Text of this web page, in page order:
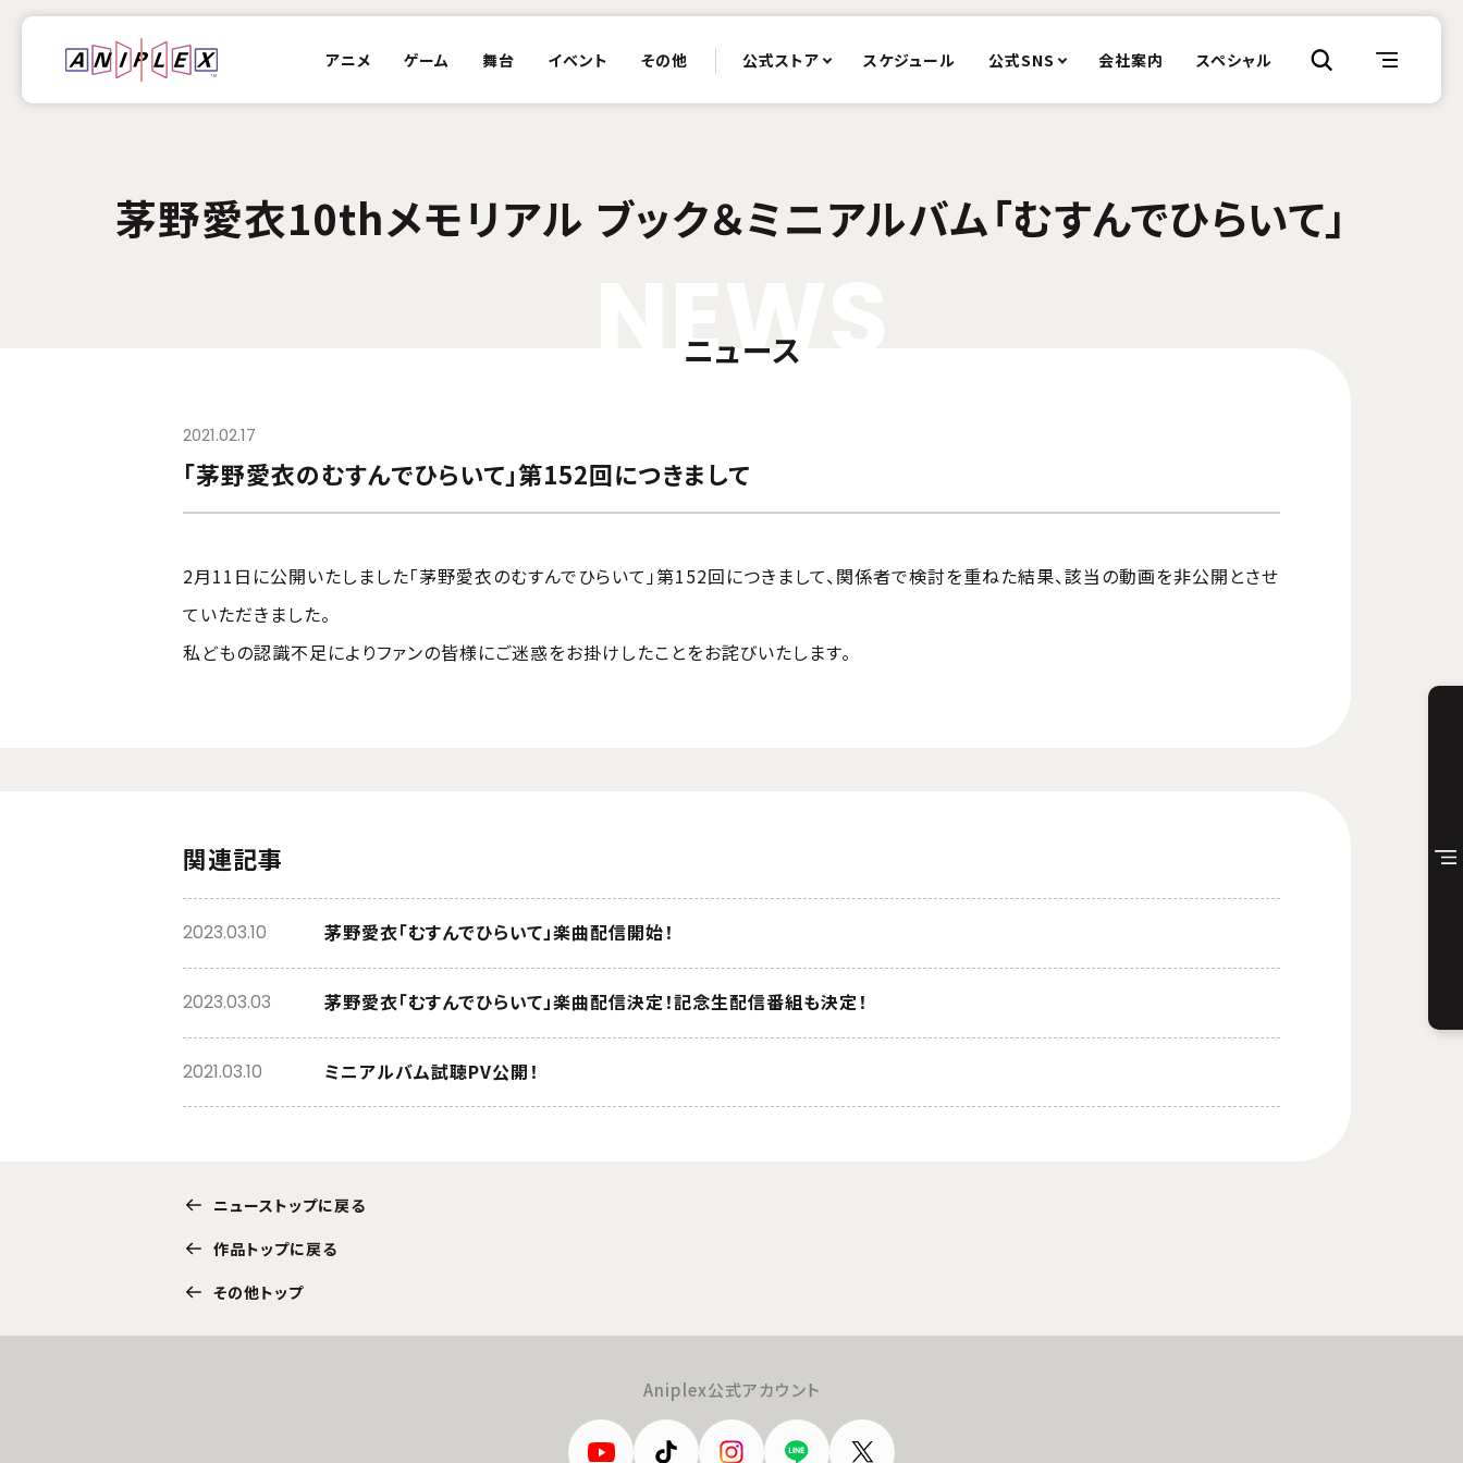
アニメ ゲーム 舞台 イベント その他 公式ストア スケジュール 公式SNS 会社案内 スペシャル
茅野愛衣10thメモリアル ブック＆ミニアルバム「むすんでひらいて」
EW
ニュース
2021.02.17
「茅野愛衣のむすんでひらいて」第152回につきまして
2月11日に公開いたしました「茅野愛衣のむすんでひらいて」第152回につきまして、関係者で検討を重ねた結果、該当の動画を非公開とさせ
ていただきました。
私どもの認識不足によりファンの皆様にご迷惑をお掛けしたことをお詫びいたします。
関連記事
茅野愛衣「むすんでひらいて」楽曲配信開始！
2023.03.10
茅野愛衣「むすんでひらいて」楽曲配信決定！記念生配信番組も決定！
2023.03.03
ミニアルバム試聴PV公開！
2021.03.10
ニューストップに戻る
作品トップに戻る
その他トップ
Aniplex公式アカウント